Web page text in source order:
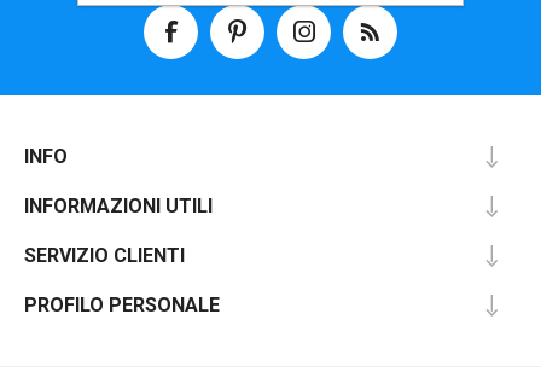
INFO
INFORMAZIONI UTILI
SERVIZIO CLIENTI
PROFILO PERSONALE